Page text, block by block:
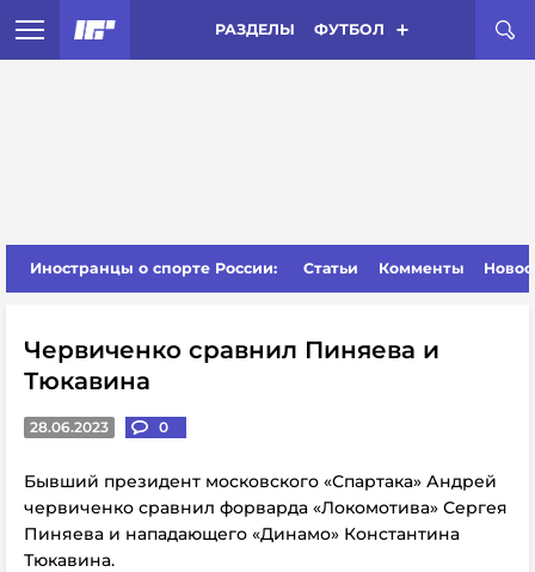
РАЗДЕЛЫ ФУТБОЛ
Иностранцы о спорте России: Статьи Комменты
Червиченко сравнил Пиняева и
Тюкавина
28.06.2023 0
Бывший президент московского «Спартака» Андрей
червиченко сравнил форварда «Локомотива» Сергея
Пиняева и нападающего «Динамо» Константина
Тюкавина.